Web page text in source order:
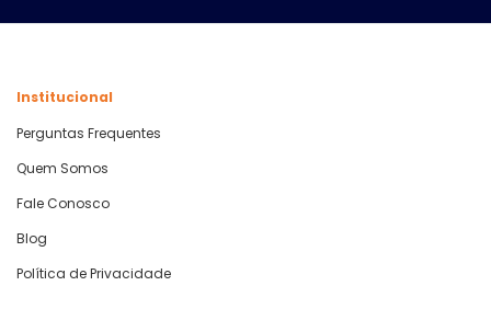
Institucional
Perguntas Frequentes
Quem Somos
Fale Conosco
Blog
Política de Privacidade